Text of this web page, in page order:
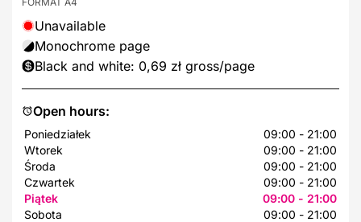
Open hours:
Poniedziałek
09:00 - 21:00
Wtorek
09:00 - 21:00
Środa
09:00 - 21:00
Czwartek
09:00 - 21:00
Piątek
09:00 - 21:00
Sobota
09:00 - 21:00
Unavailable
Monochrome page
Black and white: 0,69 zł gross/page